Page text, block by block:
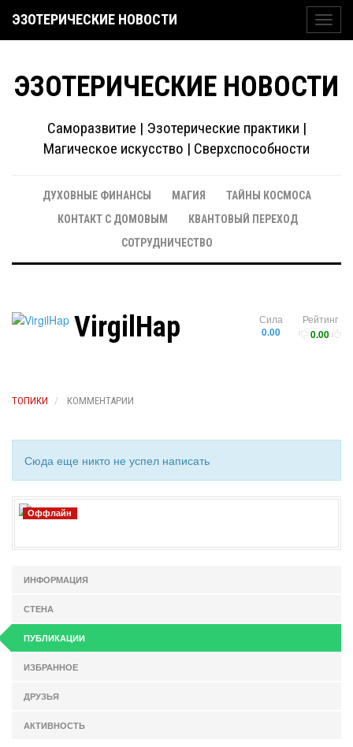
ЭЗОТЕРИЧЕСКИЕ НОВОСТИ
ЭЗОТЕРИЧЕСКИЕ НОВОСТИ
Саморазвитие | Эзотерические практики |
Магическое искусство | Сверхспособности
ДУХОВНЫЕ ФИНАНСЫ МАГИЯ
ТАЙНЫ КОСМОСА
КОНТАКТ С ДОМОВЫМ
КВАНТОВЫЙ ПЕРЕХОД
СОТРУДНИЧЕСТВО
Рейтинг
0.00
Сила
0.00
VirgilHap
ТОПИКИ КОММЕНТАРИИ
Сюда еще никто не успел написать
Оффлайн
ИНФОРМАЦИЯ
СТЕНА
ПУБЛИКАЦИИ
ИЗБРАННОЕ
ДРУЗЬЯ
АКТИВНОСТЬ